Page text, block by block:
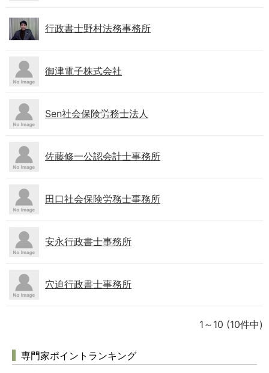
行政書士野村法務事務所
御津電子株式会社
Sen社会保険労務士法人
佐藤修一公認会計士事務所
田口社会保険労務士事務所
安永行政書士事務所
穴迫行政書士事務所
1～10 (10件中)
専門家ポイントランキング